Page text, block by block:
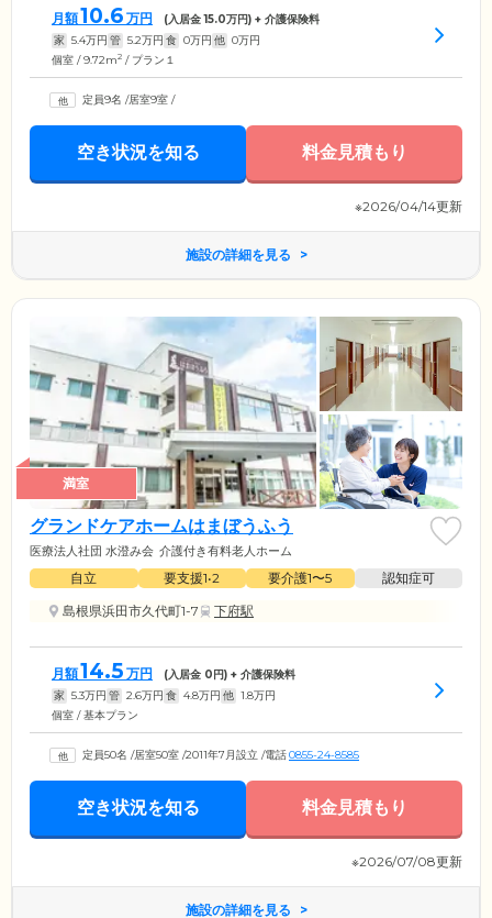
月額10.6 万円 (入居金15.0万円) + 介護保険料
家 5.4万円 管 5.2万円 食 0万円 他 0万円
個室 / 9.72m2 / プラン１
定員9名 /居室9室 /
空き状況を知る 料金見積もり
※2026/04/14更新
施設の詳細を見る
満室
グランドケアホームはまぼうふう
医療法人社団 水澄み会 介護付き有料老人ホーム
自立 要支援1•2 要介護1〜5
認知症可
島根県浜田市久代町1-7
下府駅
月額14.5 万円 (入居金 0円) + 介護保険料
家 5.3万円 管 2.6万円 食 4.8万円 他 1.8万円
個室 / 基本プラン
定員50名 /居室50室 /2011年7月設立 /電話0855-24-8585
空き状況を知る 料金見積もり
※2026/07/08更新
施設の詳細を見る